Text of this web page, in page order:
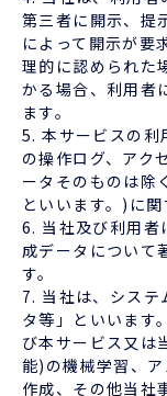
第三者に開示、提
によって開示が要
理的に認められた
かる場合、利用者
ます。
5. 本サービスの利
の操作ログ、アク
ータそのものは除
といいます。)に
6. 当社及び利用者
成データについて
す。
7. 当社は、システ
タ等」といいます
び本サービス又は
能)の機械学習、
作成、その他当社